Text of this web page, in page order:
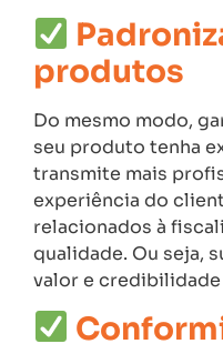
produtos
Do mesmo modo,
seu produto tenha
transmite mais
experiência do
relacionados à
qualidade. Ou seja,
valor e credibilidade